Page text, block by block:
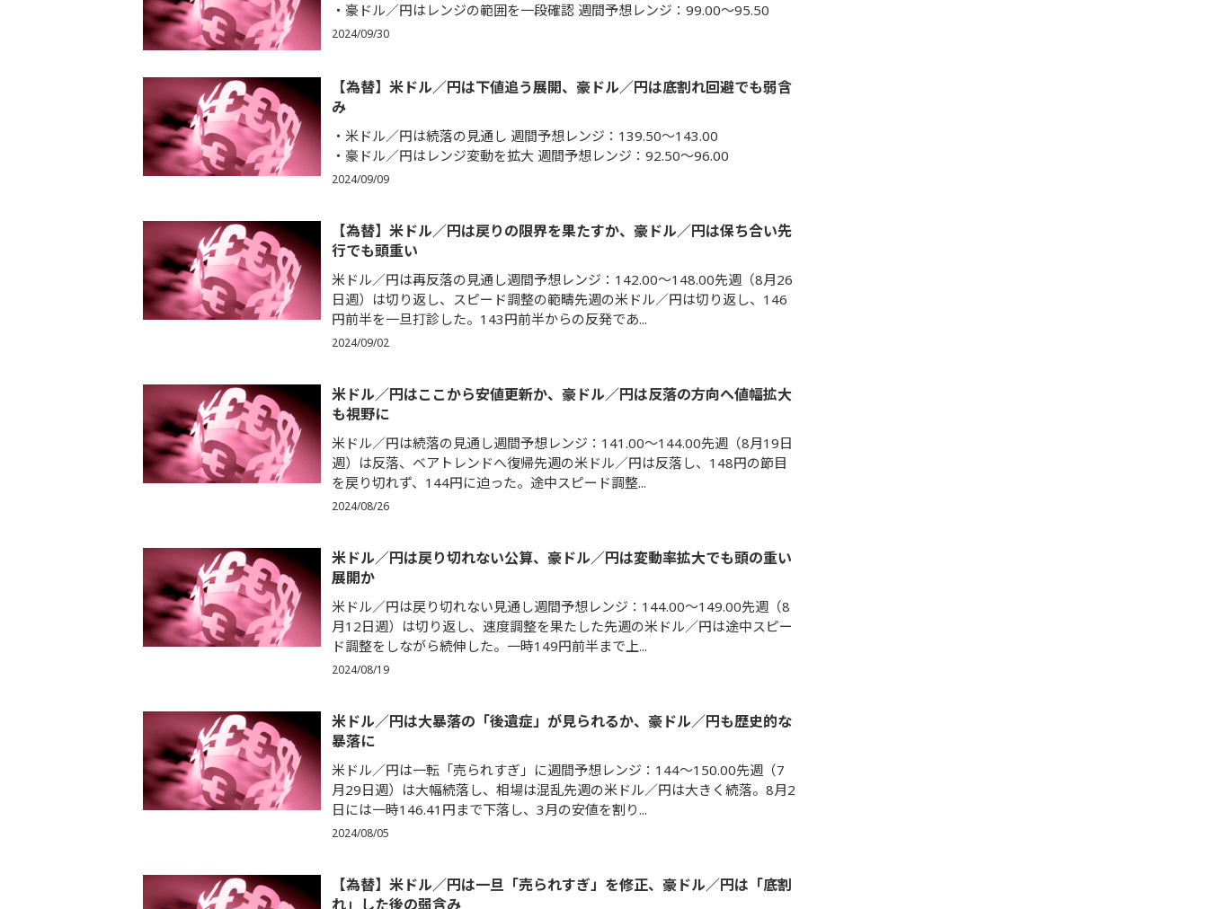
豪ドル／円はレンジの範囲を一段確認 週間予想レンジ：99.00～95.50
2024/09/30
【為替】米ドル／円は下値追う展開、豪ドル／円は底割れ回避でも弱含
み
米ドル／円は続落の見通し 週間予想レンジ：139.50～143.00
豪ドル／円はレンジ変動を拡大 週間予想レンジ：92.50～96.00
2024/09/09
【為替】米ドル／円は戻りの限界を果たすか、豪ドル／円は保ち合い先
行でも頭重い
米ドル／円は再反落の見通し週間予想レンジ：142.00～148.00先週（8月26
日週）は切り返し、スピード調整の範疇先週の米ドル／円は切り返し、146
円前半を一旦打診した。143円前半からの反発であ...
2024/09/02
米ドル／円はここから安値更新か、豪ドル／円は反落の方向へ値幅拡大
も視野に
米ドル／円は続落の見通し週間予想レンジ：141.00～144.00先週（8月19日
週）は反落、ベアトレンドへ復帰先週の米ドル／円は反落し、148円の節目
を戻り切れず、144円に迫った。途中スピード調整...
2024/08/26
米ドル／円は戻り切れない公算、豪ドル／円は変動率拡大でも頭の重い
展開か
米ドル／円は戻り切れない見通し週間予想レンジ：144.00～149.00先週（8
月12日週）は切り返し、速度調整を果たした先週の米ドル／円は途中スピー
ド調整をしながら続伸した。一時149円前半まで上...
2024/08/19
米ドル／円は大暴落の「後遺症」が見られるか、豪ドル／円も歴史的な
暴落に
米ドル／円は一転「売られすぎ」に週間予想レンジ：144～150.00先週（7
月29日週）は大幅続落し、相場は混乱先週の米ドル／円は大きく続落。8月2
日には一時146.41円まで下落し、3月の安値を割り...
2024/08/05
【為替】米ドル／円は一旦「売られすぎ」を修正、豪ドル／円は「底割
れ」した後の弱含み